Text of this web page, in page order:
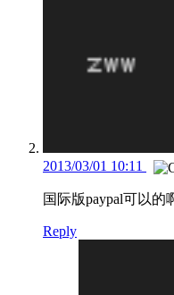
2013/03/01 10:11
国际版paypal可以的
Reply